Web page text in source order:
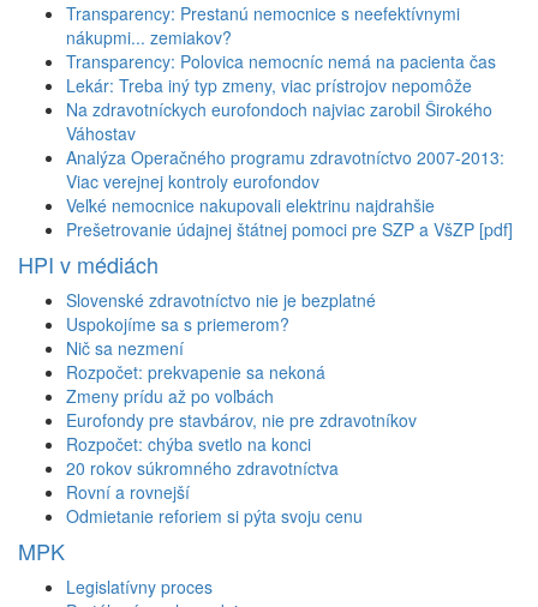
Transparency: Prestanú nemocnice s neefektívnymi
nákupmi... zemiakov?
Transparency: Polovica nemocníc nemá na pacienta čas
Lekár: Treba iný typ zmeny, viac prístrojov nepomôže
Na zdravotníckych eurofondoch najviac zarobil Širokého
Váhostav
Analýza Operačného programu zdravotníctvo 2007-2013:
Viac verejnej kontroly eurofondov
Veľké nemocnice nakupovali elektrinu najdrahšie
Prešetrovanie údajnej štátnej pomoci pre SZP a VšZP [pdf]
HPI v médiách
Slovenské zdravotníctvo nie je bezplatné
Uspokojíme sa s priemerom?
Nič sa nezmení
Rozpočet: prekvapenie sa nekoná
Zmeny prídu až po voľbách
Eurofondy pre stavbárov, nie pre zdravotníkov
Rozpočet: chýba svetlo na konci
20 rokov súkromného zdravotníctva
Rovní a rovnejší
Odmietanie reforiem si pýta svoju cenu
MPK
Legislatívny proces